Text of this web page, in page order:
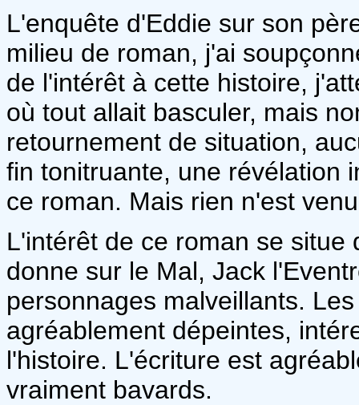
L'enquête d'Eddie sur son
milieu de roman, j'ai
de l'intérêt à cette histoire,
où tout allait basculer, mais
retournement de situation,
fin tonitruante, une révélation
ce roman. Mais rien n'est
L'intérêt de ce roman se
donne sur le Mal, Jack
personnages malveillants.
agréablement dépeintes,
l'histoire. L'écriture est
vraiment bavards.